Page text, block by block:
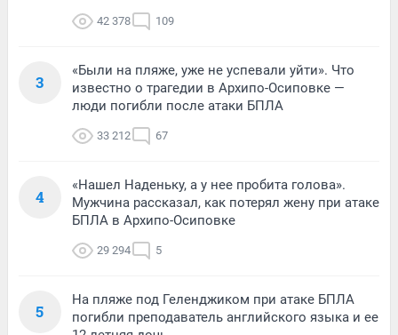
42 378 109
3
«Были на пляже, уже не успевали уйти». Что
известно о трагедии в Архипо-Осиповке —
люди погибли после атаки БПЛА
33 212 67
4
«Нашел Наденьку, а у нее пробита голова».
Мужчина рассказал, как потерял жену при атаке
БПЛА в Архипо-Осиповке
29 294 5
5
На пляже под Геленджиком при атаке БПЛА
погибли преподаватель английского языка и ее